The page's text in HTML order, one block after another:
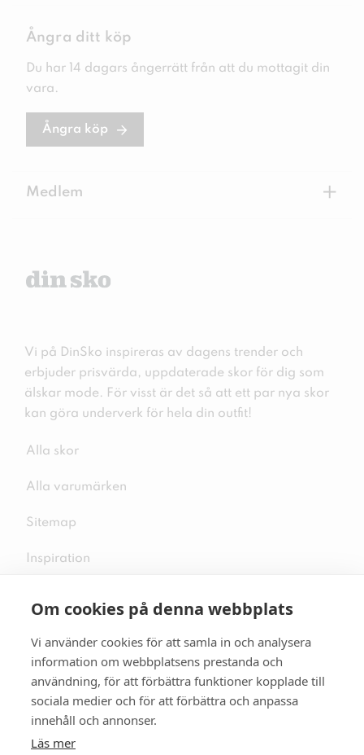
Om cookies på denna webbplats
Vi använder cookies för att samla in och analysera
information om webbplatsens prestanda och
användning, för att förbättra funktioner kopplade till
sociala medier och för att förbättra och anpassa
innehåll och annonser.
Läs mer
Ångra ditt köp
Du har 14 dagars ångerrätt från att du mottagit din
vara.
Ångra köp
Medlem +
Vi på DinSko inspireras av dagens trender och
erbjuder prisvärda, uppdaterade skor för dig som
älskar mode. För visst är det så att ett par nya skor
kan göra underverk för hela din outfit!
Alla skor
Alla varumärken
Sitemap
Inspiration
Följ oss på sociala medier
Se mer skor: skopunkten.se